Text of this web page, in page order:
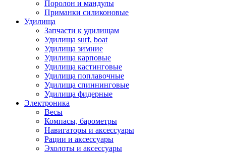
Поролон и мандулы
Приманки силиконовые
Удилища
Запчасти к удилищам
Удилища surf, boat
Удилища зимние
Удилища карповые
Удилища кастинговые
Удилища поплавочные
Удилища спиннинговые
Удилища фидерные
Электроника
Весы
Компасы, барометры
Навигаторы и аксессуары
Рации и аксессуары
Эхолоты и аксессуары